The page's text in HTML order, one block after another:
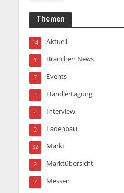
Themen
Aktuell
14
Branchen News
1
Events
7
Händlertagung
11
Interview
4
Ladenbau
2
Markt
32
Marktübersicht
2
Messen
7